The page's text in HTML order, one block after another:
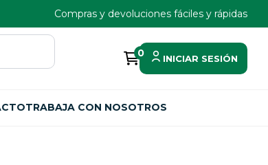
Compras y devoluciones fáciles y rápidas
0 INICIAR SESIÓN
TRABAJA CON NOSOTROS